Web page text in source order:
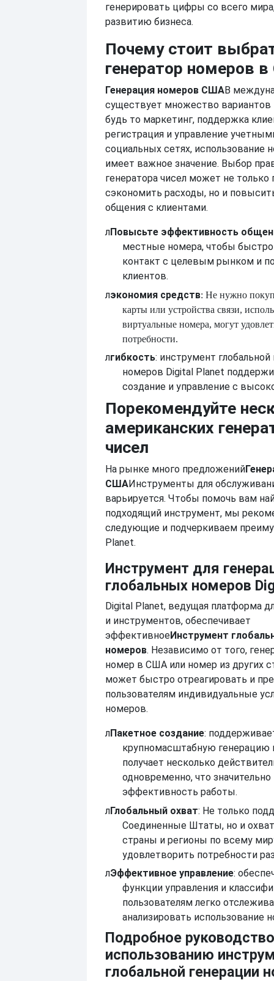
генерировать цифры со всего
развитию бизнеса.
Почему стоит
генератор номеров
Генерация номеров СШАВ
существует множество вариантов
будь то маркетинг, поддержка
регистрация и управление
социальных сетях, использование
имеет важное значение. Выбор
генератора чисел может не
сэкономить расходы, но и
общения с клиентами.
лПовысьте эффективность
местные номера, чтобы быстро
контакт с целевым рынком и
клиентов.
лэкономия средств: Не нужно
карты или устройства связи,
виртуальные номера, могут
потребности.
лгибкость: инструмент глобальной
номеров Digital Planet
создание и управление с
Порекомендуйте
американских
чисел
На рынке много предложений
СШАИнструменты для
варьируется. Чтобы помочь вам
подходящий инструмент, мы
следующие и подчеркиваем
Planet.
Инструмент для
глобальных номеров
Digital Planet, ведущая платформа
и инструментов, обеспечивает
эффективноеИнструмент
номеров. Независимо от того,
номер в США или номер из других
может быстро отреагировать и
пользователям индивидуальные
номеров.
лПакетное создание:
крупномасштабную генерацию
получает несколько
одновременно, что
эффективность работы.
лГлобальный охват: Не только
Соединенные Штаты, но и
страны и регионы по всему
удовлетворить потребности
лЭффективное управление:
функции управления и
пользователям легко
анализировать использование
Подробное
использованию
глобальной генерации